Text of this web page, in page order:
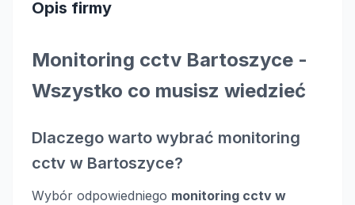
Opis firmy
Monitoring cctv Bartoszyce -
Wszystko co musisz wiedzieć
Dlaczego warto wybrać monitoring
cctv w Bartoszyce?
Wybór odpowiedniego monitoring cctv w